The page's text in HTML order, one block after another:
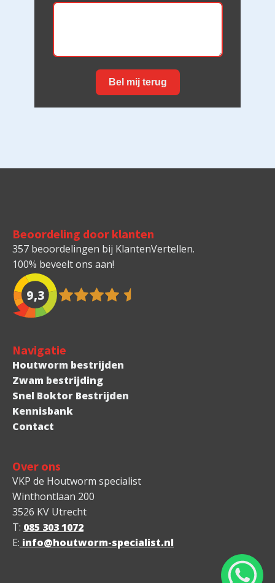
Bel mij terug
Beoordeling door klanten
357 beoordelingen bij KlantenVertellen.
100% beveelt ons aan!
9,3
Navigatie
Houtworm bestrijden
Zwam bestrijding
Snel Boktor Bestrijden
Kennisbank
Contact
Over ons
VKP de Houtworm specialist
Winthontlaan 200
3526 KV Utrecht
T: 085 303 1072
E: info@houtworm-specialist.nl